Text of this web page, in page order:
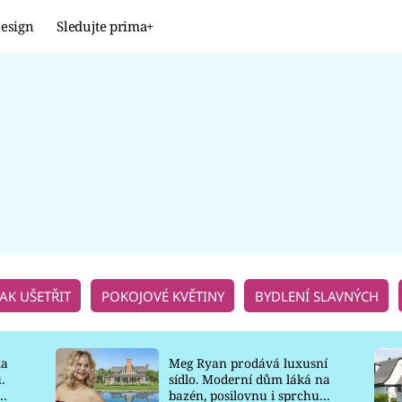
Sledujte prima+
UŠETŘIT POKOJOVÉ KVĚTINY BYDLENÍ SLAVNÝCH
Meg Ryan prodává luxusní
sídlo. Moderní dům láká na
bazén, posilovnu i sprchu